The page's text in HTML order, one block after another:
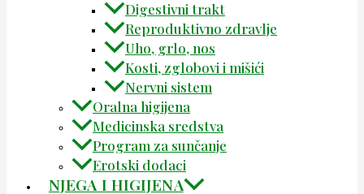
Digestivni trakt
Reproduktivno zdravlje
Uho, grlo, nos
Kosti, zglobovi i mišići
Nervni sistem
Oralna higijena
Medicinska sredstva
Program za sunčanje
Erotski dodaci
NJEGA I HIGIJENA